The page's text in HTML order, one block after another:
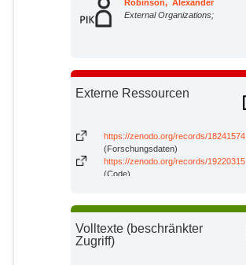
Robinson, Alexander
External Organizations;
Externe Ressourcen
https://zenodo.org/records/18241574
(Forschungsdaten)
https://zenodo.org/records/19220315
(Code)
Volltexte (beschränkter
Zugriff)